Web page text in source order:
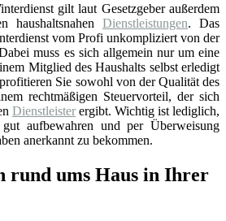
gilt laut Gesetzgeber außerdem
haushaltsnahen Dienstleistungen. Das
vom Profi unkompliziert von der
muss es sich allgemein nur um eine
Mitglied des Haushalts selbst erledigt
Sie sowohl von der Qualität des
rechtmäßigen Steuervorteil, der sich
Dienstleister ergibt. Wichtig ist lediglich,
aufbewahren und per Überweisung
anerkannt zu bekommen.
rund ums Haus in Ihrer